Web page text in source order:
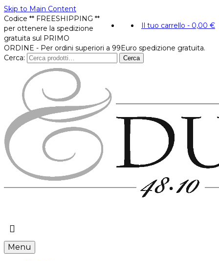
Skip to Main Content
Il tuo carrello - 0,00 €
Codice ** FREESHIPPING **
per ottenere la spedizione
gratuita sul PRIMO
ORDINE - Per ordini superiori a 99Euro spedizione gratuita.
Cerca:
Cerca
Menu